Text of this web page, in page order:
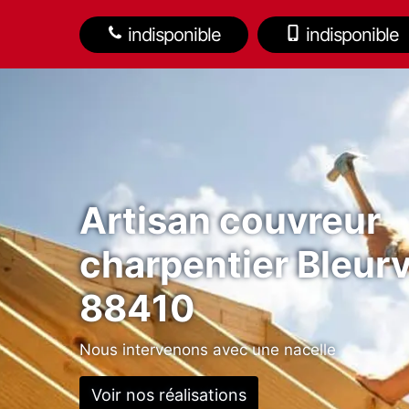
indisponible indisponible
Artisan couvreur
charpentier
88410
Nous intervenons avec une nacelle
Voir nos réalisations